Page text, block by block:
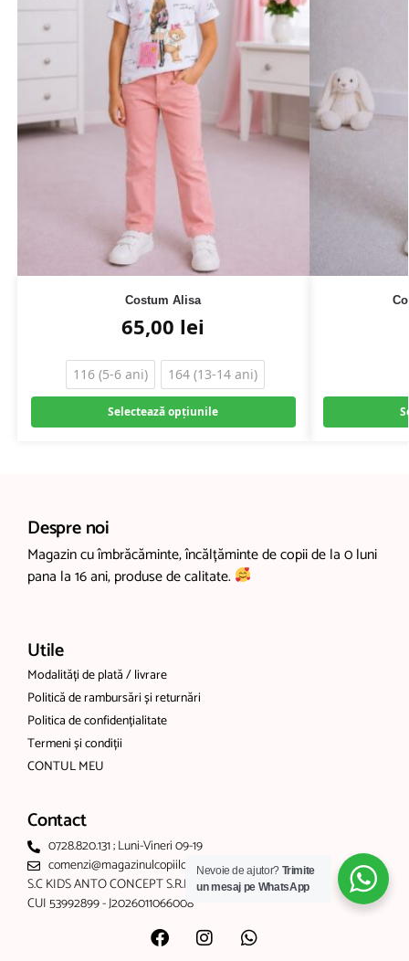
Costum Alisa
65,00 lei
116 (5-6 ani) 164 (13-14 ani)
Selectează opțiunile
Despre noi
Magazin cu îmbrăcăminte, încălțăminte de copii de la 0 luni
pana la 16 ani, produse de calitate.
Utile
Modalități de plată / livrare
Politică de rambursări și returnări
Politica de confidențialitate
Termeni și condiții
CONTUL MEU
Contact
0728.820.131 ; Luni-Vineri 09-19
comenzi@magazinulcopiilor.com
S.C KIDS ANTO CONCEPT S.R.L
CUI 53992899 - J2026011066008
Nevoie de ajutor? Trimite
un mesaj pe WhatsApp